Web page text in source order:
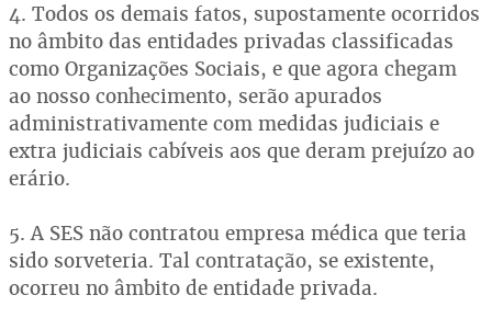
4. Todos os demais fatos, supostamente ocorridos
no âmbito das entidades privadas classificadas
como Organizações Sociais, e que agora chegam
ao nosso conhecimento, serão apurados
administrativamente com medidas judiciais e
extra judiciais cabíveis aos que deram prejuízo ao
erário.
5. A SES não contratou empresa médica que teria
sido sorveteria. Tal contratação, se existente,
ocorreu no âmbito de entidade privada.